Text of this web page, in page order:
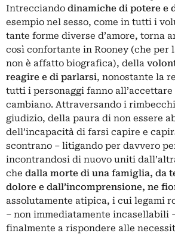
Intrecciando dinamiche di potere e
esempio nel sesso, come in tutti i
tante forme diverse d’amore, torna
così confortante in Rooney (che per
non è affatto biografica), della
reagire e di parlarsi, nonostante la
tutti i personaggi fanno all’accettare
cambiano. Attraversando i
giudizio, della paura di non essere
dell’incapacità di farsi capire e
scontrano – litigando per davvero
incontrandosi di nuovo uniti
che dalla morte di una famiglia, da
dolore e dall’incomprensione, ne
assolutamente atipica, i cui legami
– non immediatamente incasellabili
finalmente a rispondere alle